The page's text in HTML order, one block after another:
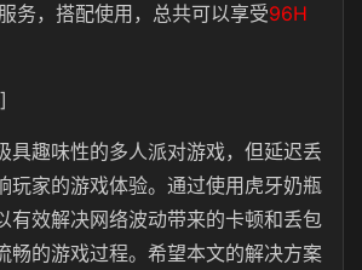
务，搭配使用，总共可以享受96H
具趣味性的多人派对游戏，但延迟丢
玩家的游戏体验。通过使用虎牙奶瓶
有效解决网络波动带来的卡顿和丢包
畅的游戏过程。希望本文的解决方案